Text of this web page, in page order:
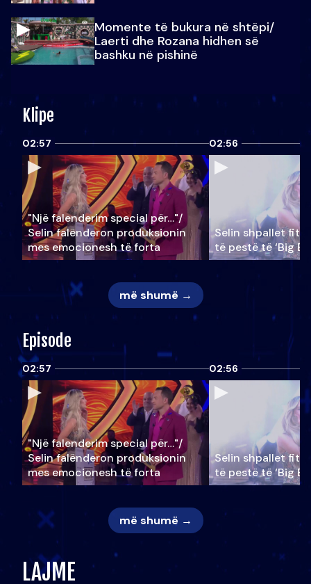
Momente të bukura në shtëpi/
Laerti dhe Rozana hidhen së
bashku në pishinë
Klipe
02:57
"Një falenderim special për…"/
Selin falënderon produksionin
mes emocionesh të forta
02:56
Selin shpallet
të pestë të ‘Big
më shumë →
Episode
02:57
"Një falenderim special për…"/
Selin falënderon produksionin
mes emocionesh të forta
02:56
Selin shpallet
të pestë të ‘Big
më shumë →
LAJME